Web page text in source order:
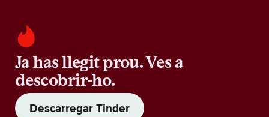
Ja has llegit prou. Ves a
descobrir-ho.
Descarregar Tinder